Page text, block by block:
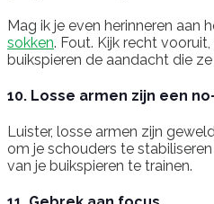
Mag ik je even herinneren aan
sokken. Fout. Kijk recht
buikspieren de aandacht die
10. Losse armen zijn een
Luister, losse armen zijn
om je schouders te
van je buikspieren te trainen.